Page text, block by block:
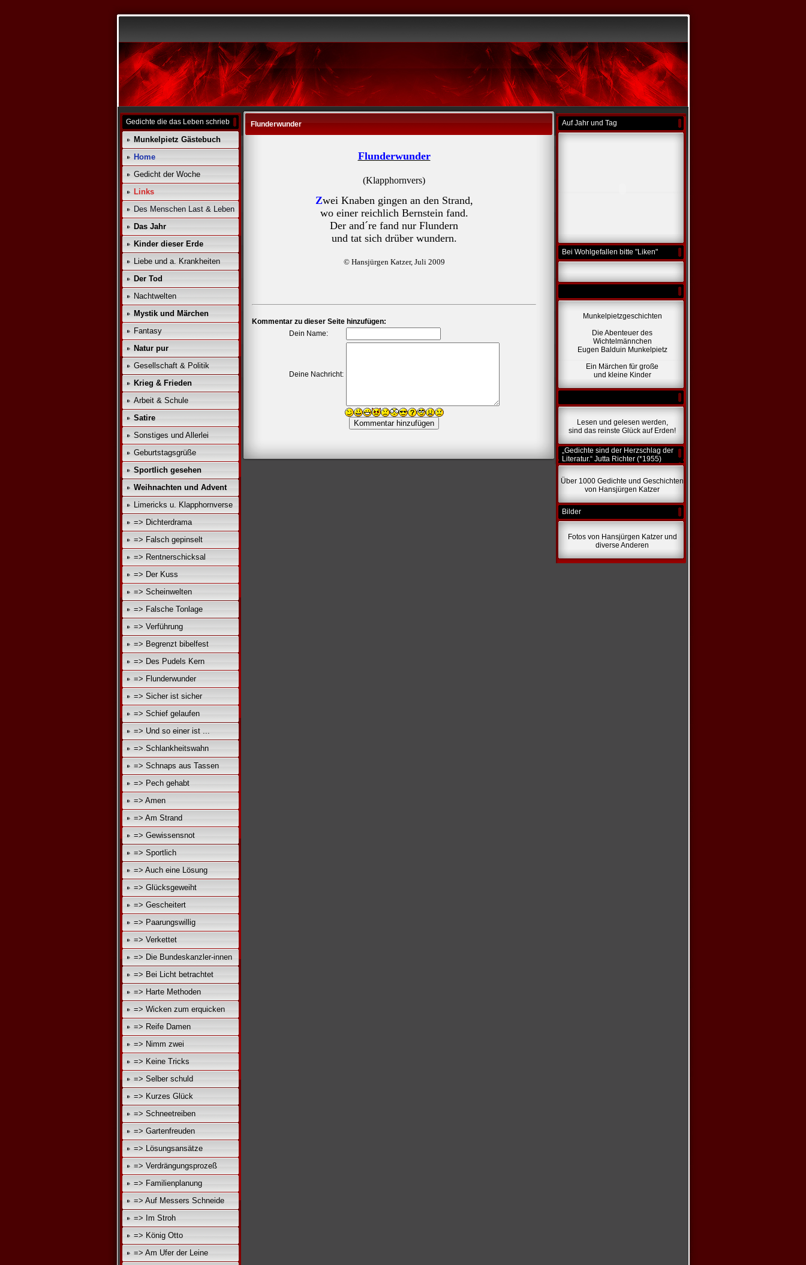
Gedichte die das Leben schrieb
Munkelpietz Gästebuch
Home
Gedicht der Woche
Links
Des Menschen Last & Leben
Das Jahr
Kinder dieser Erde
Liebe und a. Krankheiten
Der Tod
Nachtwelten
Mystik und Märchen
Fantasy
Natur pur
Gesellschaft & Politik
Krieg & Frieden
Arbeit & Schule
Satire
Sonstiges und Allerlei
Geburtstagsgrüße
Sportlich gesehen
Weihnachten und Advent
Limericks u. Klapphornverse
=> Dichterdrama
=> Falsch gepinselt
=> Rentnerschicksal
=> Der Kuss
=> Scheinwelten
=> Falsche Tonlage
=> Verführung
=> Begrenzt bibelfest
=> Des Pudels Kern
=> Flunderwunder
=> Sicher ist sicher
=> Schief gelaufen
=> Und so einer ist ...
=> Schlankheitswahn
=> Schnaps aus Tassen
=> Pech gehabt
=> Amen
=> Am Strand
=> Gewissensnot
=> Sportlich
=> Auch eine Lösung
=> Glücksgeweiht
=> Gescheitert
=> Paarungswillig
=> Verkettet
=> Die Bundeskanzler-innen
=> Bei Licht betrachtet
=> Harte Methoden
=> Wicken zum erquicken
=> Reife Damen
=> Nimm zwei
=> Keine Tricks
=> Selber schuld
=> Kurzes Glück
=> Schneetreiben
=> Gartenfreuden
=> Lösungsansätze
=> Verdrängungsprozeß
=> Familienplanung
=> Auf Messers Schneide
=> Im Stroh
=> König Otto
=> Am Ufer der Leine
Flunderwunder
Flunderwunder
(Klapphornvers)
Zwei Knaben gingen an den Strand,
wo einer reichlich Bernstein fand.
Der and´re fand nur Flundern
und tat sich drüber wundern.
© Hansjürgen Katzer, Juli 2009
Kommentar zu dieser Seite hinzufügen:
Dein Name:
Deine Nachricht:
Auf Jahr und Tag
Bei Wohlgefallen bitte "Liken"
Munkelpietzgeschichten
Die Abenteuer des
Wichtelmännchen
Eugen Balduin Munkelpietz
Ein Märchen für große
und kleine Kinder
Lesen und gelesen werden,
sind das reinste Glück auf Erden!
„Gedichte sind der Herzschlag der
Literatur.“ Jutta Richter (*1955)
Über 1000 Gedichte und Geschichten
von Hansjürgen Katzer
Bilder
Fotos von Hansjürgen Katzer und
diverse Anderen